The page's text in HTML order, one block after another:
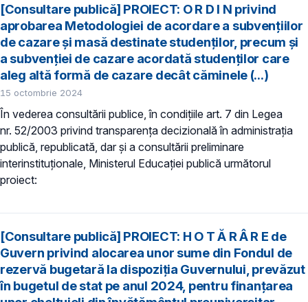
[Consultare publică] PROIECT: O R D I N privind
aprobarea Metodologiei de acordare a subvențiilor
de cazare și masă destinate studenților, precum și
a subvenției de cazare acordată studenților care
aleg altă formă de cazare decât căminele (...)
15 octombrie 2024
În vederea consultării publice, în condiţiile art. 7 din Legea
nr. 52/2003 privind transparenţa decizională în administraţia
publică, republicată, dar și a consultării preliminare
interinstituționale, Ministerul Educaţiei publică următorul
proiect:
[Consultare publică] PROIECT: H O T Ă R Â R E de
Guvern privind alocarea unor sume din Fondul de
rezervă bugetară la dispoziția Guvernului, prevăzut
în bugetul de stat pe anul 2024, pentru finanțarea